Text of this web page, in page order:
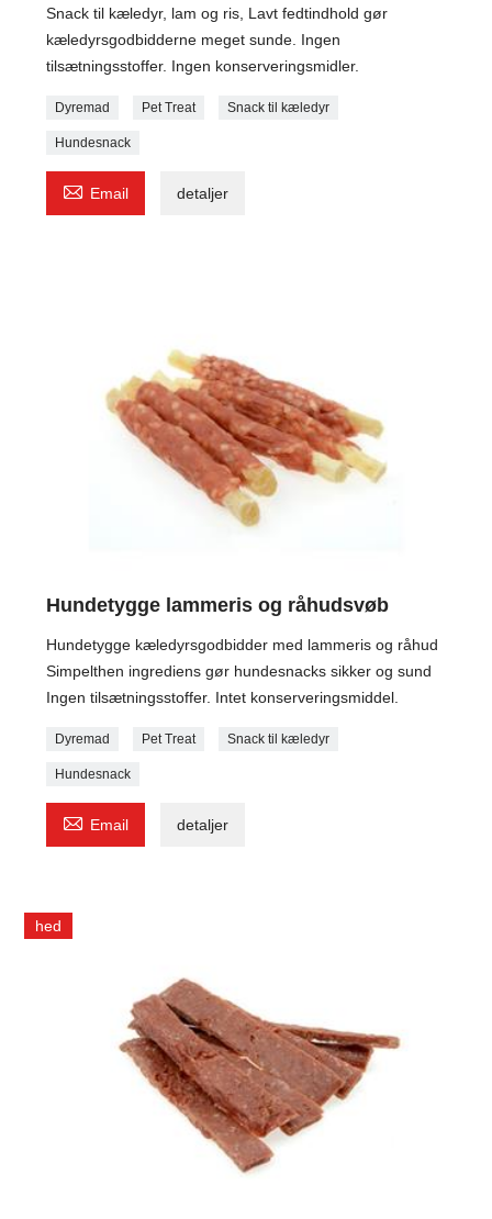
Snack til kæledyr, lam og ris, Lavt fedtindhold gør
kæledyrsgodbidderne meget sunde. Ingen
tilsætningsstoffer. Ingen konserveringsmidler.
Dyremad Pet Treat Snack til kæledyr
Hundesnack
 Email detaljer
Hundetygge lammeris og råhudsvøb
Hundetygge kæledyrsgodbidder med lammeris og råhud
Simpelthen ingrediens gør hundesnacks sikker og sund
Ingen tilsætningsstoffer. Intet konserveringsmiddel.
Dyremad Pet Treat Snack til kæledyr
Hundesnack
 Email detaljer
hed